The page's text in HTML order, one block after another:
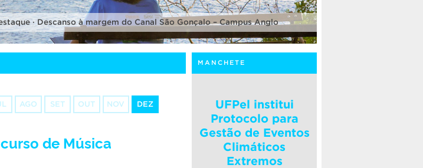
· Descanso à margem do Canal São Gonçalo – Campus Anglo
AGO SET OUT NOV DEZ
de Música
MANCHETE
UFPel institui
Protocolo para
Gestão de Eventos
Climáticos
Extremos